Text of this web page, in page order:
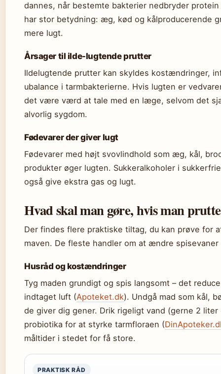
dannes, når bestemte bakterier nedbryder
har stor betydning: æg, kød og kålproducerende
mere lugt.
Årsager til ilde-lugtende prutter
Ildelugtende prutter kan skyldes kostændringer,
ubalance i tarmbakterierne. Hvis lugten er
det være værd at tale med en læge, selvom det
alvorlig sygdom.
Fødevarer der giver lugt
Fødevarer med højt svovlindhold som æg, kål,
produkter øger lugten. Sukkeralkoholer i
også give ekstra gas og lugt.
Hvad skal man gøre, hvis man
Der findes flere praktiske tiltag, du kan prøve for
maven. De fleste handler om at ændre
Husråd og kostændringer
Tyg maden grundigt og spis langsomt – det
indtaget luft (Apoteket.dk). Undgå mad som kål,
de giver dig gener. Drik rigeligt vand (gerne 2
probiotika for at styrke tarmfloraen (
måltider i stedet for få store.
PRAKTISK RÅD